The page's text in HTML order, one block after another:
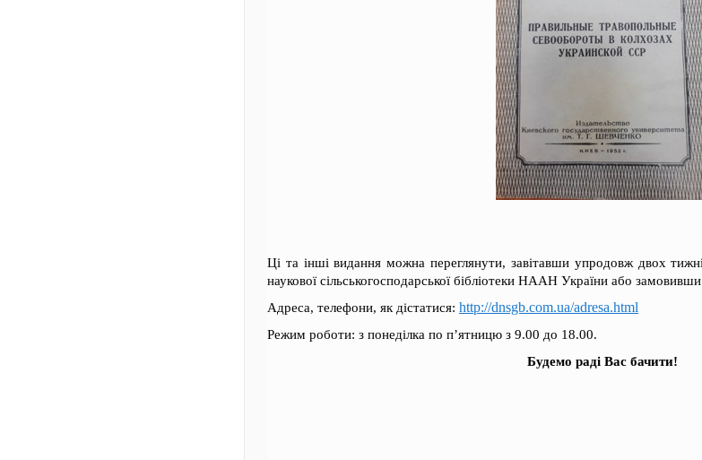
Ці та інші видання можна переглянути, завітавши упродовж двох
наукової сільськогосподарської бібліотеки НААН України або
Адреса, телефони, як дістатися: http://dnsgb.com.ua/adresa.html
Режим роботи: з понеділка по п’ятницю з 9.00 до 18.00.
Будемо раді Вас бачити!